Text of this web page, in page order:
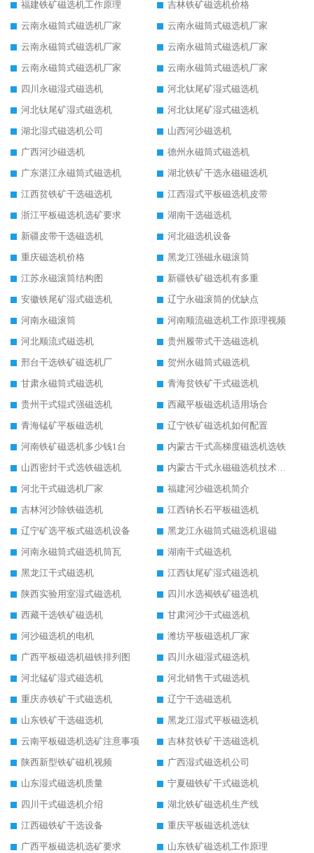
福建铁矿磁选机工作原理
吉林铁矿磁选机价格
云南永磁筒式磁选机厂家
云南永磁筒式磁选机厂家
云南永磁筒式磁选机厂家
云南永磁筒式磁选机厂家
云南永磁筒式磁选机厂家
云南永磁筒式磁选机厂家
四川永磁湿式磁选机
河北钛尾矿湿式磁选机
河北钛尾矿湿式磁选机
河北钛尾矿湿式磁选机
湖北湿式磁选机公司
山西河沙磁选机
广西河沙磁选机
德州永磁筒式磁选机
广东湛江永磁筒式磁选机
湖北铁矿干选永磁磁选机
江西贫铁矿干选磁选机
江西湿式平板磁选机皮带
浙江平板磁选机选矿要求
湖南干选磁选机
新疆皮带干选磁选机
河北磁选机设备
重庆磁选机价格
黑龙江强磁永磁滚筒
江苏永磁滚筒结构图
新疆铁矿磁选机有多重
安徽铁尾矿湿式磁选机
辽宁永磁滚筒的优缺点
河南永磁滚筒
河南顺流磁选机工作原理视频
河北顺流式磁选机
贵州履带式干选磁选机
邢台干选铁矿磁选机厂
贺州永磁筒式磁选机
甘肃永磁筒式磁选机
青海贫铁矿干式磁选机
贵州干式辊式强磁选机
西藏平板磁选机适用场合
青海锰矿平板磁选机
辽宁铁矿磁选机如何配置
河南铁矿磁选机多少钱1台
内蒙古干式高梯度磁选机选铁
山西密封干式选铁磁选机
内蒙古干式永磁磁选机技术要求
河北干式磁选机厂家
福建河沙磁选机简介
吉林河沙除铁磁选机
江西钠长石平板磁选机
辽宁矿选平板式磁选机设备
黑龙江永磁筒式磁选机退磁
河南永磁筒式磁选机筒瓦
湖南干式磁选机
黑龙江干式磁选机
江西钛尾矿湿式磁选机
陕西实验用室湿式磁选机
四川水选褐铁矿磁选机
西藏干选铁矿磁选机
甘肃河沙干式磁选机
河沙磁选机的电机
潍坊平板磁选机厂家
广西平板磁选机磁铁排列图
四川永磁湿式磁选机
河北锰矿湿式磁选机
河北销售干式磁选机
重庆赤铁矿干式磁选机
辽宁干选磁选机
山东铁矿干选磁选机
黑龙江湿式平板磁选机
云南平板磁选机选矿注意事项
吉林贫铁矿干选磁选机
陕西新型铁矿磁机视频
广西湿式磁选机公司
山东湿式磁选机质量
宁夏磁铁矿干式磁选机
四川干式磁选机介绍
湖北铁矿磁选机生产线
江西磁铁矿干选设备
重庆平板磁选机选钛
广西平板磁选机选矿要求
山东铁矿磁选机工作原理